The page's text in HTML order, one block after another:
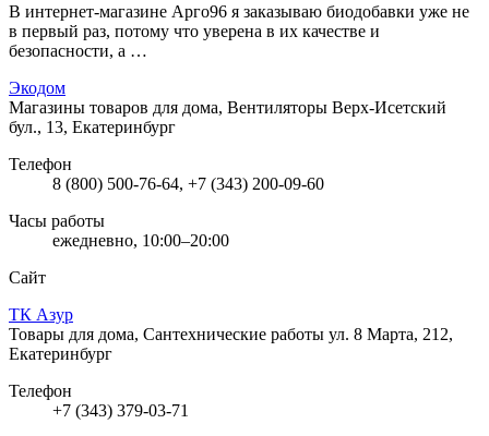
В интернет-магазине Арго96 я заказываю биодобавки уже не
в первый раз, потому что уверена в их качестве и
безопасности, а …
Экодом
Магазины товаров для дома, Вентиляторы Верх-Исетский
бул., 13, Екатеринбург
Телефон
8 (800) 500-76-64, +7 (343) 200-09-60
Часы работы
ежедневно, 10:00–20:00
Сайт
ТК Азур
Товары для дома, Сантехнические работы ул. 8 Марта, 212,
Екатеринбург
Телефон
+7 (343) 379-03-71